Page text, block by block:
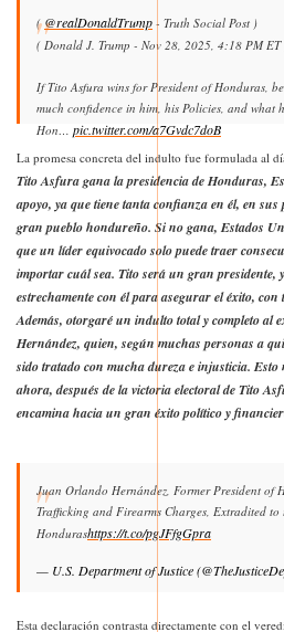
( @realDonaldTrump - Truth Social Post )
( Donald J. Trump - Nov 28, 2025, 4:18 PM ET
If Tito Asfura wins for President of Honduras,
much confidence in him, his Policies, and what
Hon… pic.twitter.com/a7Gvdc7doB
— Donald J Trump Posts TruthSocial
La promesa concreta del indulto fue formulada al
Tito Asfura gana la presidencia de Honduras,
apoyo, ya que tiene tanta confianza en él, en
gran pueblo hondureño. Si no gana, Estados
que un líder equivocado solo puede traer
importar cuál sea. Tito será un gran presidente,
estrechamente con él para asegurar el éxito,
Además, otorgaré un indulto total y completo al
Hernández, quien, según muchas personas a
sido tratado con mucha dureza e injusticia. Esto
ahora, después de la victoria electoral de Tito
encamina hacia un gran éxito político y
Juan Orlando Hernández, Former President of
Trafficking and Firearms Charges, Extradited to
Hondurashttps://t.co/pgJFfgGpra
— U.S. Department of Justice
Esta declaración contrasta directamente con el